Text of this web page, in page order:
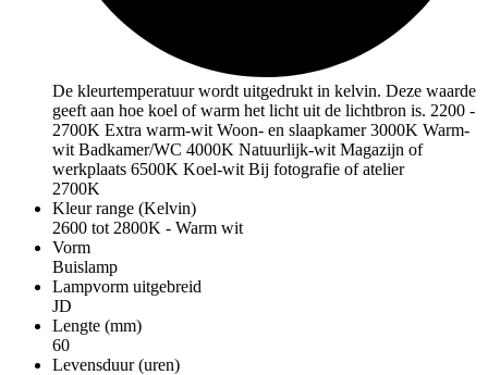
De kleurtemperatuur wordt uitgedrukt in kelvin. Deze waarde
geeft aan hoe koel of warm het licht uit de lichtbron is. 2200 -
2700K Extra warm-wit Woon- en slaapkamer 3000K Warm-
wit Badkamer/WC 4000K Natuurlijk-wit Magazijn of
werkplaats 6500K Koel-wit Bij fotografie of atelier
2700K
Kleur range (Kelvin)
2600 tot 2800K - Warm wit
Vorm
Buislamp
Lampvorm uitgebreid
JD
Lengte (mm)
60
Levensduur (uren)